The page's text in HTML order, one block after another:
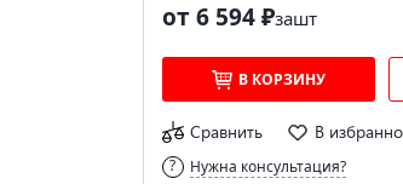
от 6 594 ₽зашт
В КОРЗИНУ
Сравнить В
Нужна консультация?